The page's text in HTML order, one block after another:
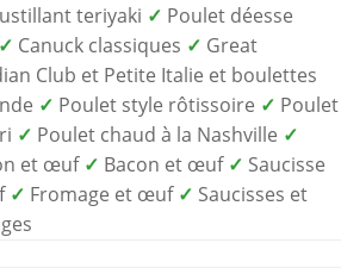
teriyaki ✓ Poulet déesse
✓ Canuck classiques ✓ Great
Club et Petite Italie et boulettes
✓ Poulet style rôtissoire ✓ Poulet
✓ Poulet chaud à la Nashville ✓
et œuf ✓ Bacon et œuf ✓ Saucisse
✓ Fromage et œuf ✓ Saucisses et